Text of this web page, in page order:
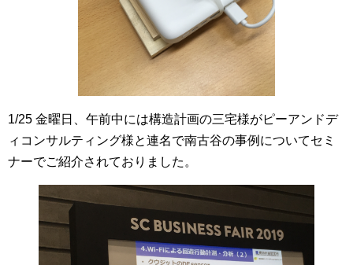
1/25 金曜日、午前中には構造計画の三宅様がピーアンドデ
ィコンサルティング様と連名で南古谷の事例についてセミ
ナーでご紹介されておりました。